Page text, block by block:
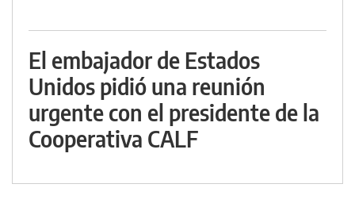
El embajador de Estados
Unidos pidió una reunión
urgente con el presidente de la
Cooperativa CALF